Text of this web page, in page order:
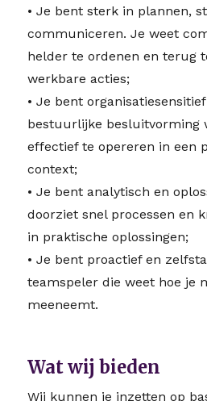
• Je bent sterk in plannen,
communiceren. Je weet
helder te ordenen en terug
werkbare acties;
• Je bent
bestuurlijke besluitvorming
effectief te opereren in een
context;
• Je bent analytisch en
doorziet snel processen en
in praktische oplossingen;
• Je bent proactief en
teamspeler die weet hoe je
meeneemt.
Wat wij bieden
Wij kunnen je inzetten op